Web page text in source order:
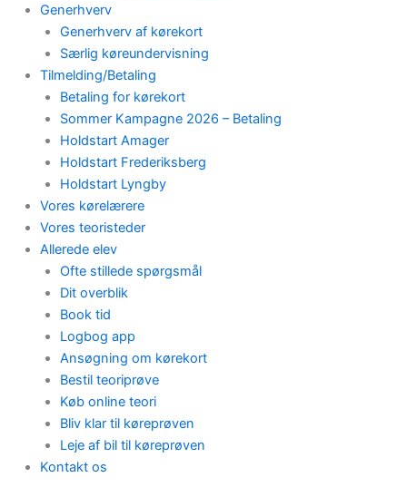
Generhverv
Generhverv af kørekort
Særlig køreundervisning
Tilmelding/Betaling
Betaling for kørekort
Sommer Kampagne 2026 – Betaling
Holdstart Amager
Holdstart Frederiksberg
Holdstart Lyngby
Vores kørelærere
Vores teoristeder
Allerede elev
Ofte stillede spørgsmål
Dit overblik
Book tid
Logbog app
Ansøgning om kørekort
Bestil teoriprøve
Køb online teori
Bliv klar til køreprøven
Leje af bil til køreprøven
Kontakt os